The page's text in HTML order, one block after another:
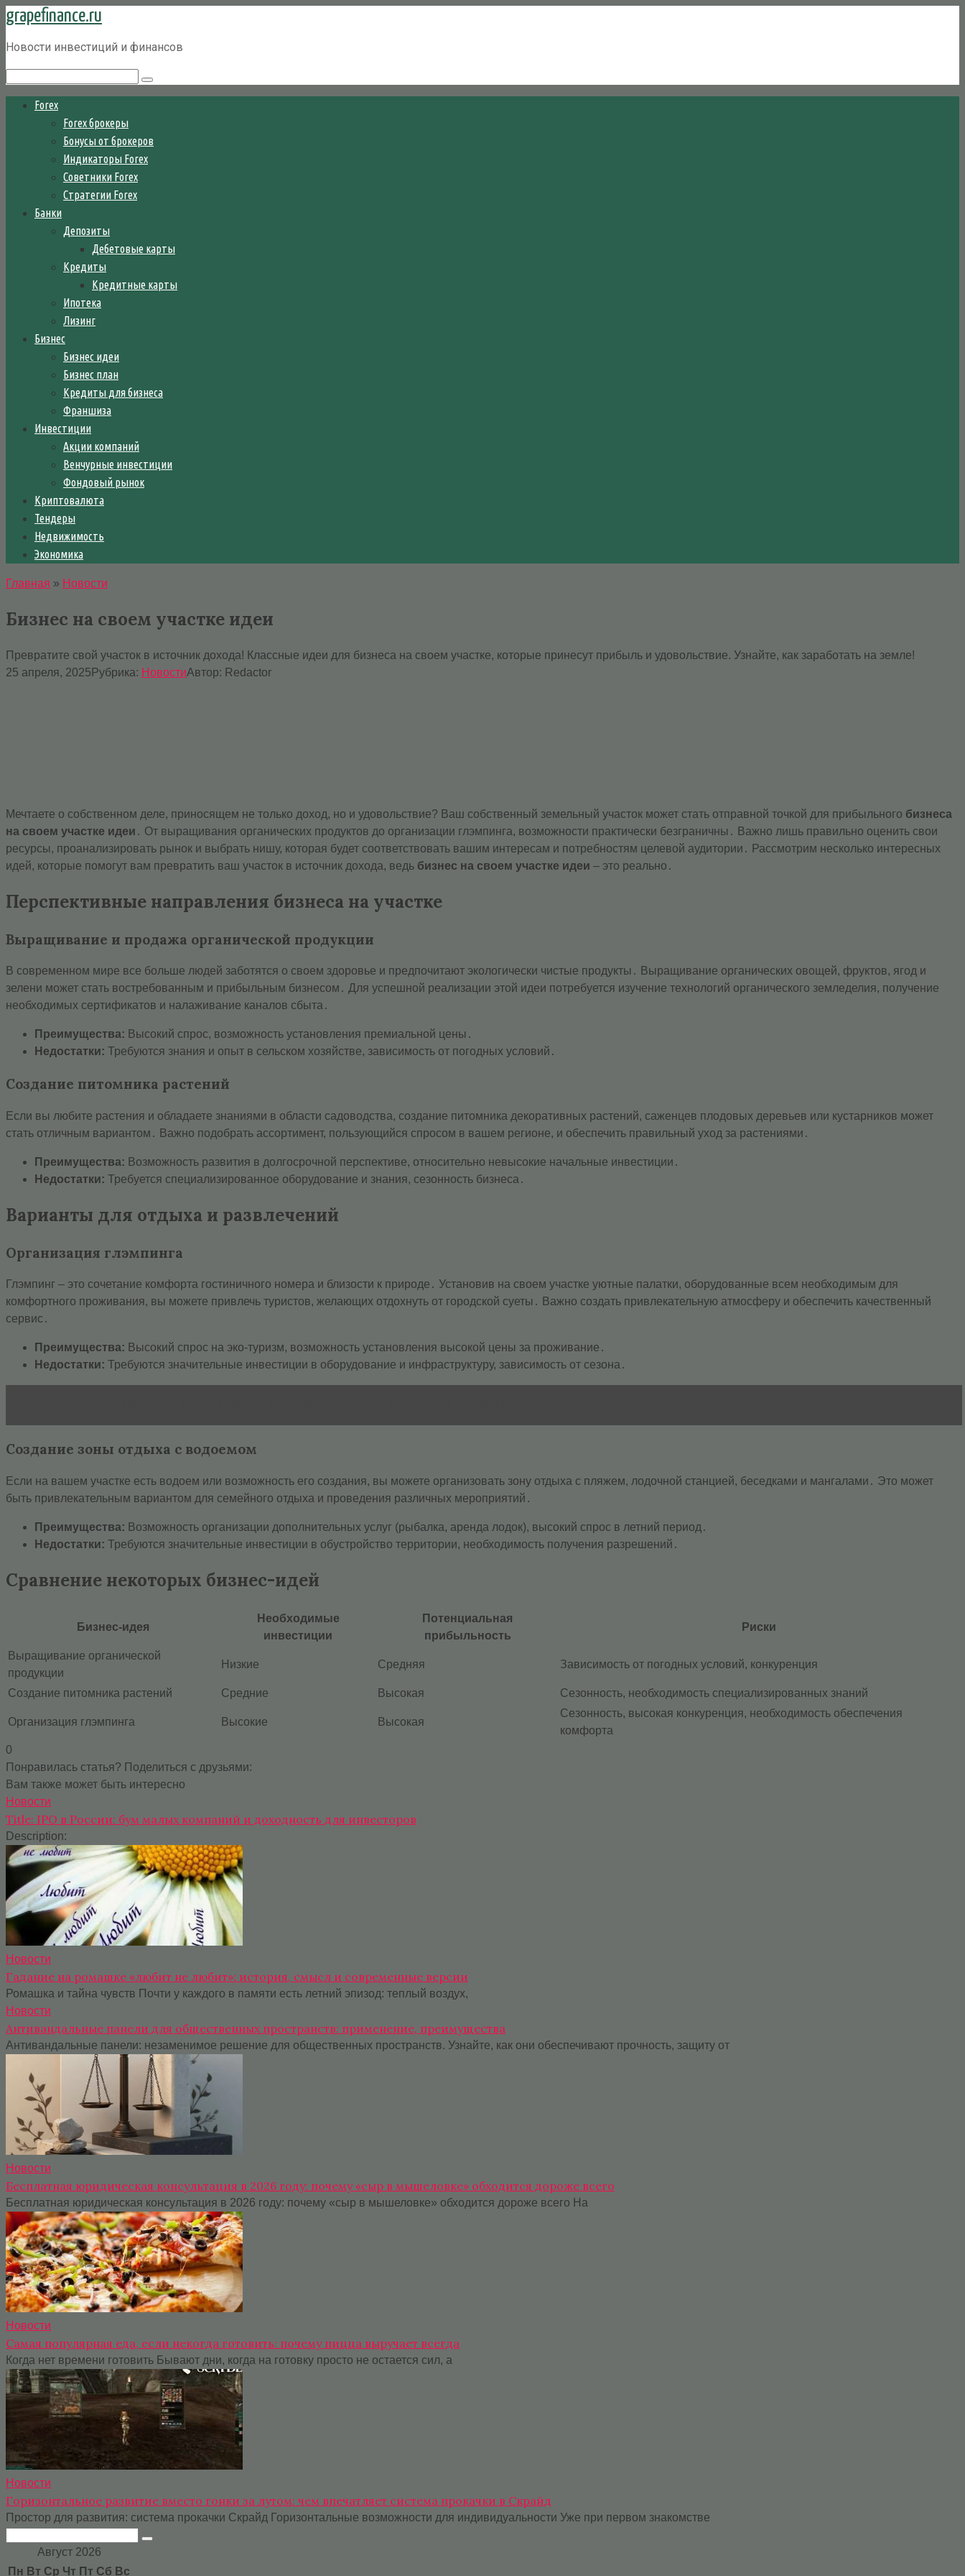
Перейти
контенту
grapefinance.ru
Новости инвестиций и финансов
Forex
Forex брокеры
Бонусы от брокеров
Индикаторы Forex
Советники Forex
Стратегии Forex
Банки
Депозиты
Дебетовые карты
Кредиты
Кредитные карты
Ипотека
Лизинг
Бизнес
Бизнес идеи
Бизнес план
Кредиты для бизнеса
Франшиза
Инвестиции
Акции компаний
Венчурные инвестиции
Фондовый рынок
Криптовалюта
Тендеры
Недвижимость
Экономика
Главная » Новости
Бизнес на своем участке идеи
Превратите свой участок в источник дохода! Классные идеи для бизнеса на своем участке, которые принесут прибыль и удовольствие. Узнайте, как заработать на земле!
25 апреля, 2025 Рубрика: НовостиАвтор: Redactor
Мечтаете о собственном деле, приносящем не только доход, но и удовольствие? Ваш собственный земельный участок может стать отправной точкой для прибыльного бизнеса
на своем участке идеи ․ От выращивания органических продуктов до организации глэмпинга, возможности практически безграничны․ Важно лишь правильно оценить свои
ресурсы, проанализировать рынок и выбрать нишу, которая будет соответствовать вашим интересам и потребностям целевой аудитории․ Рассмотрим несколько интересных
идей, которые помогут вам превратить ваш участок в источник дохода, ведь бизнес на своем участке идеи – это реально․
Перспективные направления бизнеса на участке
Выращивание и продажа органической продукции
В современном мире все больше людей заботятся о своем здоровье и предпочитают экологически чистые продукты․ Выращивание органических овощей, фруктов, ягод и
зелени может стать востребованным и прибыльным бизнесом․ Для успешной реализации этой идеи потребуется изучение технологий органического земледелия, получение
необходимых сертификатов и налаживание каналов сбыта․
Преимущества: Высокий спрос, возможность установления премиальной цены․
Недостатки: Требуются знания и опыт в сельском хозяйстве, зависимость от погодных условий․
Создание питомника растений
Если вы любите растения и обладаете знаниями в области садоводства, создание питомника декоративных растений, саженцев плодовых деревьев или кустарников может
стать отличным вариантом․ Важно подобрать ассортимент, пользующийся спросом в вашем регионе, и обеспечить правильный уход за растениями․
Преимущества: Возможность развития в долгосрочной перспективе, относительно невысокие начальные инвестиции․
Недостатки: Требуется специализированное оборудование и знания, сезонность бизнеса․
Варианты для отдыха и развлечений
Организация глэмпинга
Глэмпинг – это сочетание комфорта гостиничного номера и близости к природе․ Установив на своем участке уютные палатки, оборудованные всем необходимым для
комфортного проживания, вы можете привлечь туристов, желающих отдохнуть от городской суеты․ Важно создать привлекательную атмосферу и обеспечить качественный
сервис․
Преимущества: Высокий спрос на эко-туризм, возможность установления высокой цены за проживание․
Недостатки: Требуются значительные инвестиции в оборудование и инфраструктуру, зависимость от сезона․
Создание зоны отдыха с водоемом
Если на вашем участке есть водоем или возможность его создания, вы можете организовать зону отдыха с пляжем, лодочной станцией, беседками и мангалами․ Это может
быть привлекательным вариантом для семейного отдыха и проведения различных мероприятий․
Преимущества: Возможность организации дополнительных услуг (рыбалка, аренда лодок), высокий спрос в летний период․
Недостатки: Требуются значительные инвестиции в обустройство территории, необходимость получения разрешений․
Сравнение некоторых бизнес-идей
Бизнес-идея
Необходимые
инвестиции
Потенциальная
прибыльность
Риски
Выращивание органической
продукции
Низкие Средняя Зависимость от погодных условий, конкуренция
Создание питомника растений Средние Высокая Сезонность, необходимость специализированных знаний
Организация глэмпинга Высокие Высокая
Сезонность, высокая конкуренция, необходимость обеспечения
комфорта
0
Понравилась статья? Поделиться с друзьями:
Вам также может быть интересно
Новости
Title: IPO в России: бум малых компаний и доходность для инвесторов
Description:
Новости
Гадание на ромашке «любит не любит»: история, смысл и современные версии
Ромашка и тайна чувств Почти у каждого в памяти есть летний эпизод: теплый воздух,
Новости
Антивандальные панели для общественных пространств: применение, преимущества
Антивандальные панели: незаменимое решение для общественных пространств. Узнайте, как они обеспечивают прочность, защиту от
Новости
Бесплатная юридическая консультация в 2026 году: почему «сыр в мышеловке» обходится дороже всего
Бесплатная юридическая консультация в 2026 году: почему «сыр в мышеловке» обходится дороже всего На
Новости
Самая популярная еда, если некогда готовить: почему пицца выручает всегда
Когда нет времени готовить Бывают дни, когда на готовку просто не остается сил, а
Новости
Горизонтальное развитие вместо гонки за лутом: чем впечатляет система прокачки в Скрайд
Простор для развития: система прокачки Скрайд Горизонтальные возможности для индивидуальности Уже при первом знакомстве
Август 2026
Пн Вт Ср Чт Пт Сб Вс